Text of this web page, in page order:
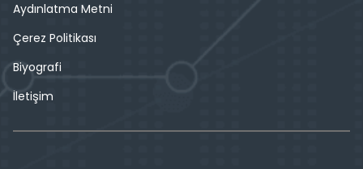
Aydınlatma Metni
Çerez Politikası
Biyografi
İletişim